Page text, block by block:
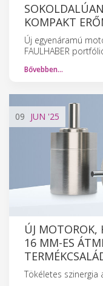
KOMPAKT
Új egyenáramú
FAULHABER
Bővebben…
09 JUN '25
ÚJ MOTOROK,
16 MM-ES
Tökéletes szinergia